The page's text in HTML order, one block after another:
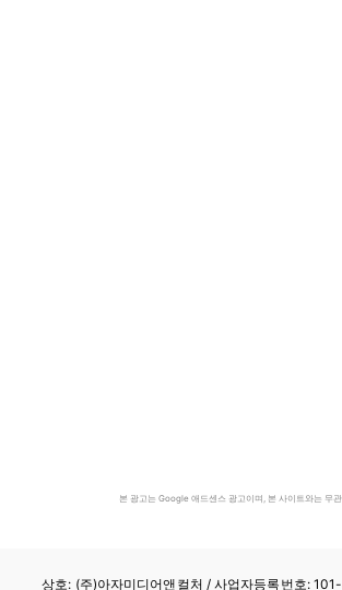
본 광고는 Google 애드센스 광고이며, 본 사이트와는 무관
상호: (주)아자미디어앤컬처 /사업자등록번호: